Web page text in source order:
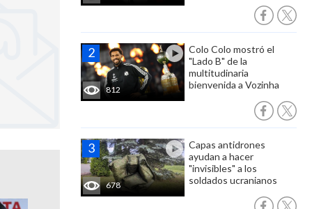
812
Colo Colo mostró el
"Lado B" de la
multitudinaria
bienvenida a Vozinha
678
Capas antidrones
ayudan a hacer
"invisibles" a los
soldados ucranianos